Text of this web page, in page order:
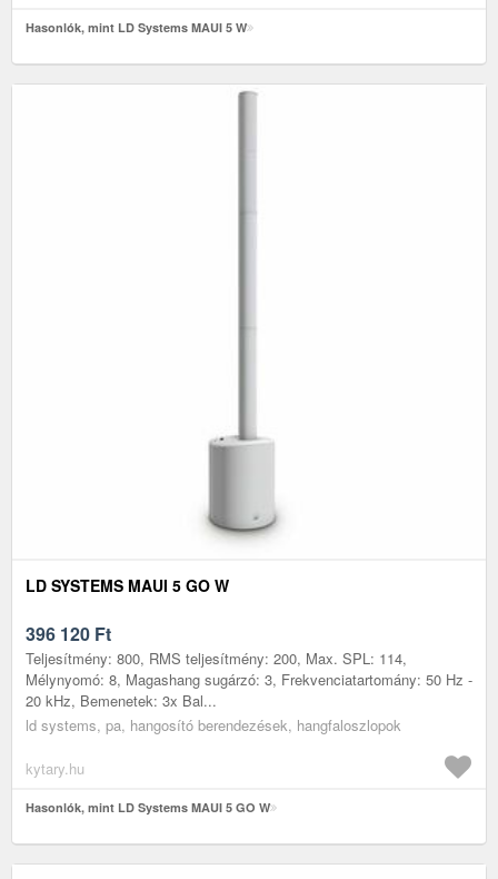
Hasonlók, mint LD Systems MAUI 5 W
LD SYSTEMS MAUI 5 GO W
396 120 Ft
Teljesítmény: 800, RMS teljesítmény: 200, Max. SPL: 114,
Mélynyomó: 8, Magashang sugárzó: 3, Frekvenciatartomány: 50 Hz -
20 kHz, Bemenetek: 3x Bal...
ld systems, pa, hangosító berendezések, hangfaloszlopok
kytary.hu
Hasonlók, mint LD Systems MAUI 5 GO W